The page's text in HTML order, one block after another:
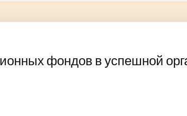
фондов в успешной